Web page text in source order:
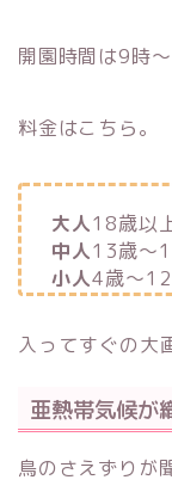
開園時間は9時～
料金はこちら。
大人18歳
中人13歳
小人4歳～
入ってすぐの大
亜熱帯気候が
鳥のさえずりが